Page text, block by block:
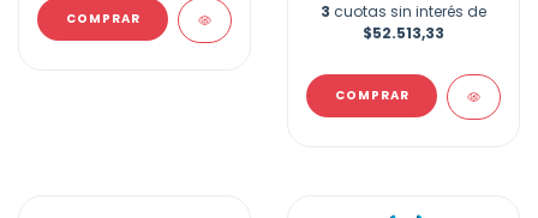
3 cuotas sin interés de
$52.513,33
COMPRAR